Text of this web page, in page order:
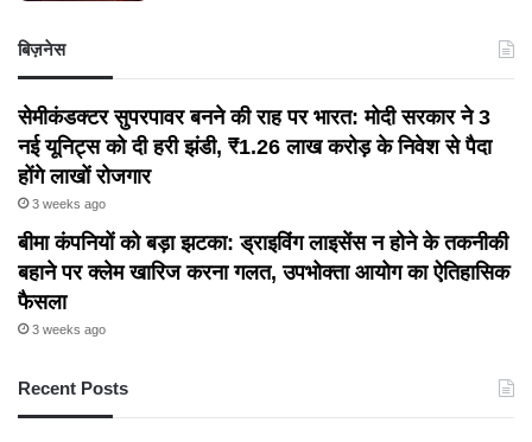
बिज़नेस
सेमीकंडक्टर सुपरपावर बनने की राह पर भारत: मोदी सरकार ने 3
नई यूनिट्स को दी हरी झंडी, ₹1.26 लाख करोड़ के निवेश से पैदा
होंगे लाखों रोजगार
3 weeks ago
बीमा कंपनियों को बड़ा झटका: ड्राइविंग लाइसेंस न होने के तकनीकी
बहाने पर क्लेम खारिज करना गलत, उपभोक्ता आयोग का ऐतिहासिक
फैसला
3 weeks ago
Recent Posts